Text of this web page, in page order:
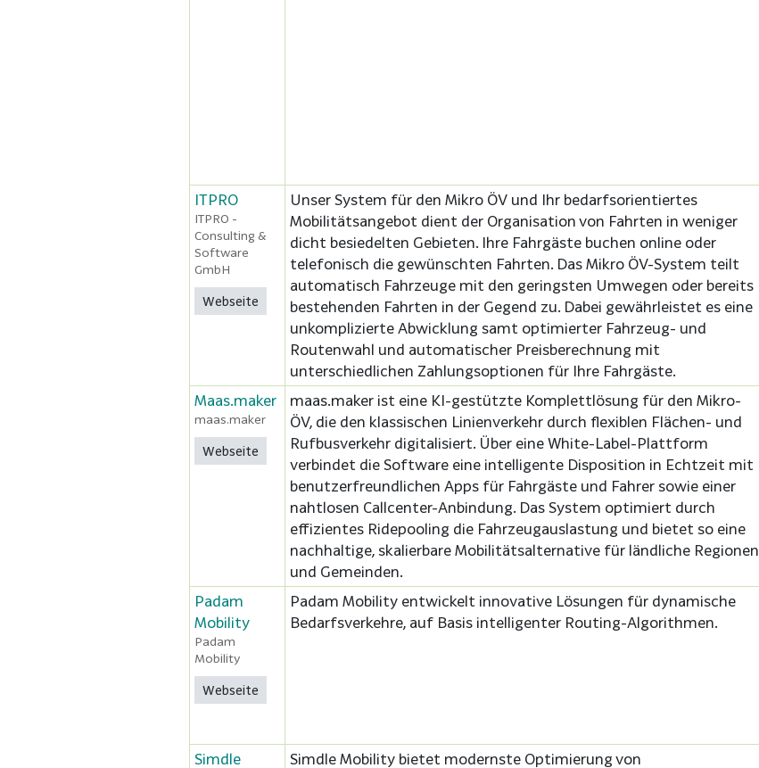
ITPRO
ITPRO -
Consulting &
Software
GmbH
Webseite
Unser System für den Mikro ÖV und Ihr bedarfsorientiertes
Mobilitätsangebot dient der Organisation von Fahrten in weniger
dicht besiedelten Gebieten. Ihre Fahrgäste buchen online oder
telefonisch die gewünschten Fahrten. Das Mikro ÖV-System teilt
automatisch Fahrzeuge mit den geringsten Umwegen oder bereits
bestehenden Fahrten in der Gegend zu. Dabei gewährleistet es eine
unkomplizierte Abwicklung samt optimierter Fahrzeug- und
Routenwahl und automatischer Preisberechnung mit
unterschiedlichen Zahlungsoptionen für Ihre Fahrgäste.
Maas.maker
maas.maker
Webseite
maas.maker ist eine KI-gestützte Komplettlösung für den Mikro-
ÖV, die den klassischen Linienverkehr durch flexiblen Flächen- und
Rufbusverkehr digitalisiert. Über eine White-Label-Plattform
verbindet die Software eine intelligente Disposition in Echtzeit mit
benutzerfreundlichen Apps für Fahrgäste und Fahrer sowie einer
nahtlosen Callcenter-Anbindung. Das System optimiert durch
effizientes Ridepooling die Fahrzeugauslastung und bietet so eine
nachhaltige, skalierbare Mobilitätsalternative für ländliche Regionen
und Gemeinden.
Padam
Mobility
Padam
Mobility
Webseite
Padam Mobility entwickelt innovative Lösungen für dynamische
Bedarfsverkehre, auf Basis intelligenter Routing-Algorithmen.
Simdle
Simdle Mobility bietet modernste Optimierung von